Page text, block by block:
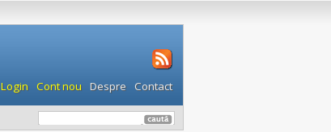
Login Cont nou Despre Contact